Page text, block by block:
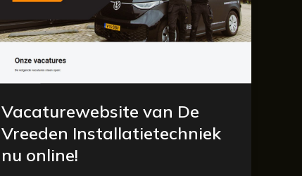
Vacaturewebsite van De
Vreeden Installatietechniek
nu online!
nu
online!